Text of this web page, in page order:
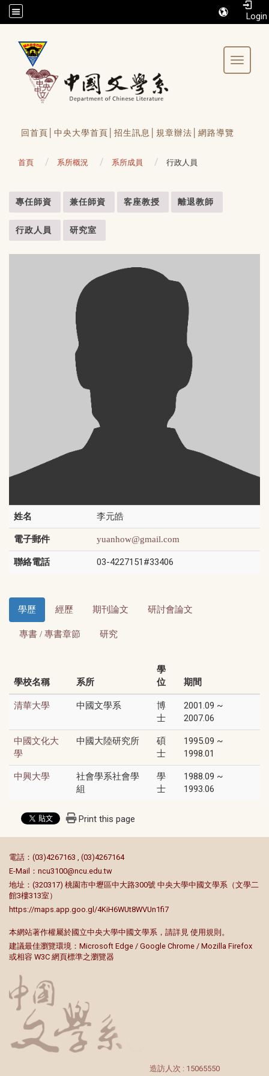
/accesskey"" title="Toolbar">:::
Toggle
回首頁│ 中央大學首頁│ 招生訊息│ 規章辦法│ 網路導覽
首頁 系所概況 系所成員 行政人員
專任師資 兼任師資 客座教授 離退教師
行政人員 研究室
姓名 李元皓
電子郵件 yuanhow@gmail.com
聯絡電話 03-4227151#33406
學歷 經歷 期刊論文 研討會論文
專書 / 專書章節 研究
學校名稱 系所
學
位
期間
清華大學 中國文學系
博
士
2001.09 ~
2007.06
中國文化大
學
中國大陸研究所
碩
士
1995.09 ~
1998.01
中興大學
社會學系社會學
組
學
士
1988.09 ~
1993.06
Print this page
電話：(03)4267163 , (03)4267164
E-Mail： ncu3100@ncu.edu.tw
地址：(320317) 桃園市中壢區中大路300號 中央大學中國文學系（文學二
館3樓313室）
https://maps.app.goo.gl/4KiH6WUt8WVUn1fi7
本網站著作權屬於國立中央大學中國文學系，請詳見 使用規則 。
建議最佳瀏覽環境：Microsoft Edge / Google Chrome / Mozilla Firefox
或相容 W3C 網頁標準之瀏覽器
造訪人次 : 15065550